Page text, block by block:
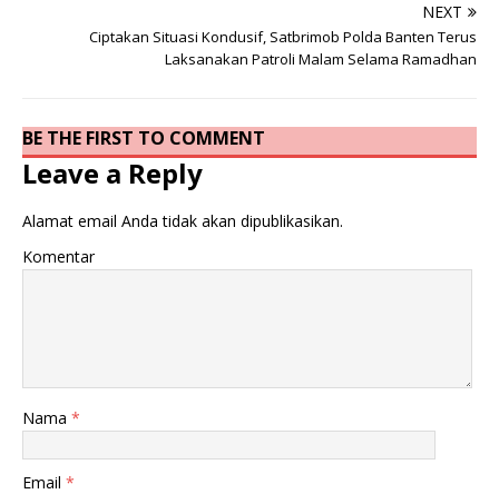
NEXT
Ciptakan Situasi Kondusif, Satbrimob Polda Banten Terus
Laksanakan Patroli Malam Selama Ramadhan
BE THE FIRST TO COMMENT
Leave a Reply
Alamat email Anda tidak akan dipublikasikan.
Komentar
Nama *
Email *